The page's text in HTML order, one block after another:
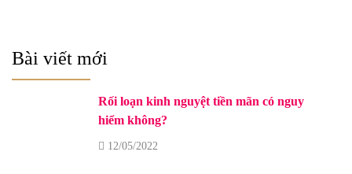
Bài viết mới
Rối loạn kinh nguyệt tiền mãn có nguy
hiểm không?
12/05/2022